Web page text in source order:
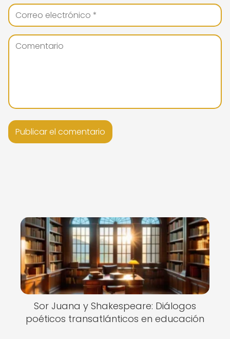
Sor Juana y Shakespeare: Diálogos
poéticos transatlánticos en educación